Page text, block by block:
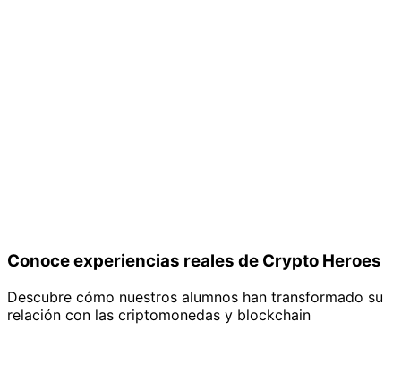
Conoce experiencias reales de Crypto Heroes
Descubre cómo nuestros alumnos han transformado su
relación con las criptomonedas y blockchain